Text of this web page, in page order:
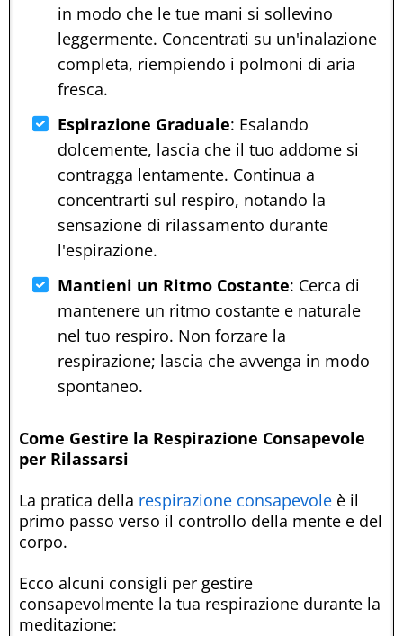
in modo che le tue mani si sollevino
leggermente. Concentrati su un'inalazione
completa, riempiendo i polmoni di aria
fresca.
Espirazione Graduale: Esalando
dolcemente, lascia che il tuo addome si
contragga lentamente. Continua a
concentrarti sul respiro, notando la
sensazione di rilassamento durante
l'espirazione.
Mantieni un Ritmo Costante: Cerca di
mantenere un ritmo costante e naturale
nel tuo respiro. Non forzare la
respirazione; lascia che avvenga in modo
spontaneo.
Come Gestire la Respirazione Consapevole
per Rilassarsi
La pratica della respirazione consapevole è il
primo passo verso il controllo della mente e del
corpo.
Ecco alcuni consigli per gestire
consapevolmente la tua respirazione durante la
meditazione: